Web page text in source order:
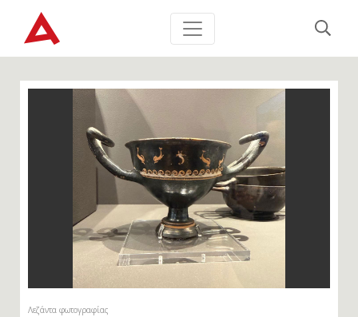
Λεζάντα φωτογραφίας